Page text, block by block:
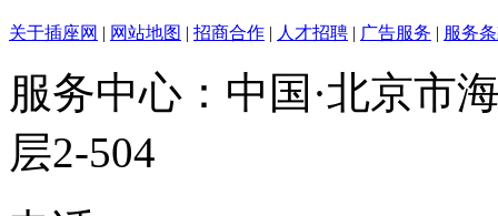
关于插座网 | 网站地图 | 招商合作 | 人才招聘 | 广告服务 | 服务
服务中心：中国·北京市
层2-504